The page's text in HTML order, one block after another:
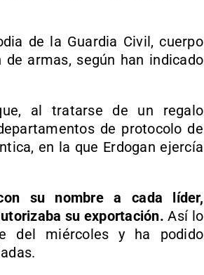
de la Guardia Civil, cuerpo
armas, según han indicado
al tratarse de un regalo
de protocolo de
en la que Erdogan ejercía
su nombre a cada líder,
su exportación. Así lo
del miércoles y ha podido